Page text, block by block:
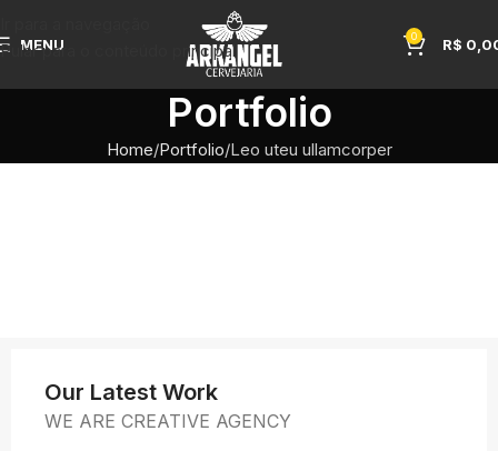
Pular para o conteúdo principal
MENU 0 R$
Portfolio
Home Portfolio Leo uteu ullamcorper
Our Latest Work
WE ARE CREATIVE AGENCY